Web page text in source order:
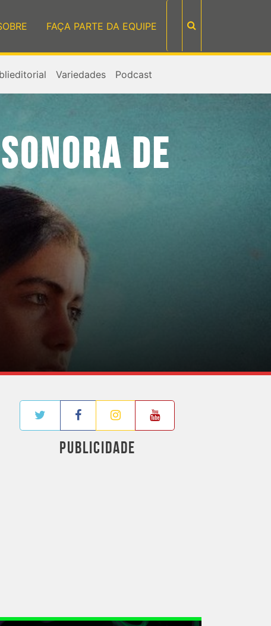
FAÇA PARTE DA EQUIPE
Variedades Podcast
DE
PUBLICIDADE